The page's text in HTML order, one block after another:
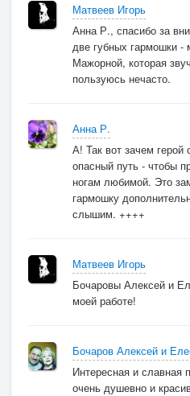
Матвеев Игорь
Анна Р., спасибо за
две губных гармошки -
Мажорной, которая
пользуюсь нечасто.
Анна Р.
А! Так вот зачем герой
опасный путь - чтобы
ногам любимой. Это
гармошку
слышим. ++++
Матвеев Игорь
Бочаровы Алексей и
моей работе!
Бочаров Алексей и
Интересная и славная
очень душевно и